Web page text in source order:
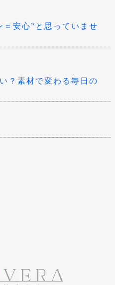
＝安心”と思っていませ
？素材で変わる毎日の